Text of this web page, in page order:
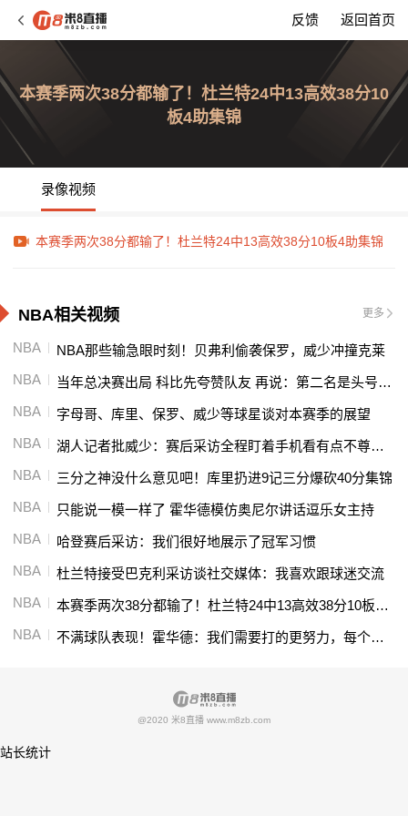
反馈 返回首页
本赛季两次38分都输了！杜兰特24中13高效38分10
板4助集锦
录像视频
本赛季两次38分都输了！杜兰特24中13高效38分10板4助集锦
NBA相关视频 更多
NBA
NBA那些输急眼时刻！贝弗利偷袭保罗，威少冲撞克莱
NBA
当年总决赛出局 科比先夸赞队友 再说：第二名是头号输家
NBA
字母哥、库里、保罗、威少等球星谈对本赛季的展望
NBA
湖人记者批威少：赛后采访全程盯着手机看有点不尊重人
NBA
三分之神没什么意见吧！库里扔进9记三分爆砍40分集锦
NBA
只能说一模一样了 霍华德模仿奥尼尔讲话逗乐女主持
NBA
哈登赛后采访：我们很好地展示了冠军习惯
NBA
杜兰特接受巴克利采访谈社交媒体：我喜欢跟球迷交流
NBA
本赛季两次38分都输了！杜兰特24中13高效38分10板4助集锦
NBA
不满球队表现！霍华德：我们需要打的更努力，每个回合都很重要
@2020 米8直播 www.m8zb.com
站长统计